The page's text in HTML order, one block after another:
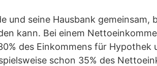
und seine Hausbank gemeinsam,
kann. Bei einem
des Einkommens für Hypothek
schon 35% des